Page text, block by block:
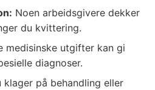
Noen arbeidsgivere dekker
du kvittering.
medisinske utgifter kan gi
diagnoser.
klager på behandling eller